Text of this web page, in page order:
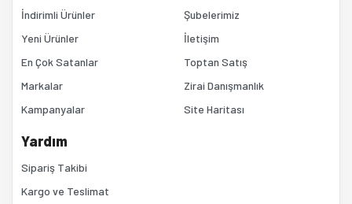
Gönder
İndirimli Ürünler
Yeni Ürünler
En Çok Satanlar
Markalar
Kampanyalar
Şubelerimiz
İletişim
Toptan Satış
Zirai Danışmanlık
Site Haritası
Yardım
Sipariş Takibi
Kargo ve Teslimat